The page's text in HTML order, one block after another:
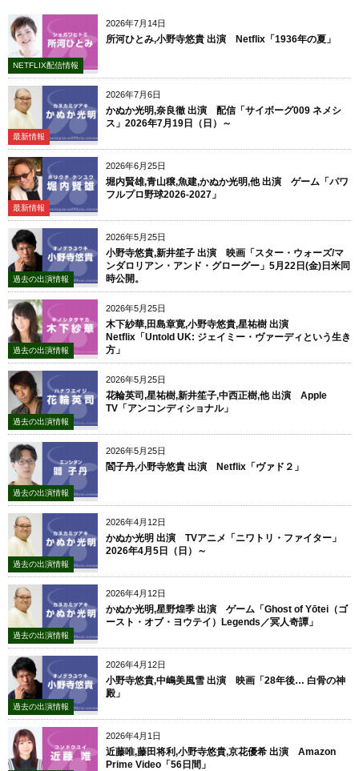
2026年7月14日
NETFLIX配信情報
所河ひとみ,小野寺悠貴 出演 Netflix「1936年の夏」
2026年7月6日
最新情報
かぬか光明,奈良徹 出演 配信「サイボーグ009 ネメシ
ス」2026年7月19日（日）～
2026年6月25日
最新情報
堀内賢雄,青山穣,魚建,かぬか光明,他 出演 ゲーム「パワ
フルプロ野球2026-2027」
2026年5月25日
過去の出演情報
小野寺悠貴,新井笙子 出演 映画「スター・ウォーズ/マ
ンダロリアン・アンド・グローグー」5月22日(金)日米同
時公開。
2026年5月25日
過去の出演情報
木下紗華,田島章寛,小野寺悠貴,星祐樹 出演
Netflix「Untold UK: ジェイミー・ヴァーディという生き
方」
2026年5月25日
過去の出演情報
花輪英司,星祐樹,新井笙子,中西正樹,他 出演 Apple
TV「アンコンディショナル」
2026年5月25日
過去の出演情報
閻子丹,小野寺悠貴 出演 Netflix「ヴァド２」
2026年4月12日
過去の出演情報
かぬか光明 出演 TVアニメ「ニワトリ・ファイター」
2026年4月5日（日）～
2026年4月12日
過去の出演情報
かぬか光明,星野煌季 出演 ゲーム「Ghost of Yōtei（ゴ
ースト・オブ・ヨウテイ）Legends／冥人奇譚」
2026年4月12日
過去の出演情報
小野寺悠貴,中嶋美風雪 出演 映画「28年後… 白骨の神
殿」
2026年4月1日
近藤唯,藤田将利,小野寺悠貴,京花優希 出演 Amazon
Prime Video「56日間」